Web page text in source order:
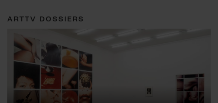
ARTTV DOSSIERS